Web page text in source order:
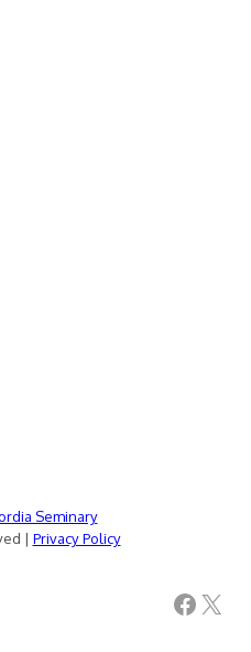
Seminary
| Privacy Policy
Facebook X